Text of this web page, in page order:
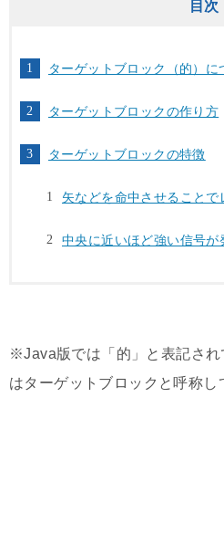
目次
ターゲットブロック（的）に
ターゲットブロックの作り方
ターゲットブロックの特徴
矢などを命中させること
中央に近いほど強い信号が
※Java版では「的」と表記さ
はターゲットブロックと呼称し